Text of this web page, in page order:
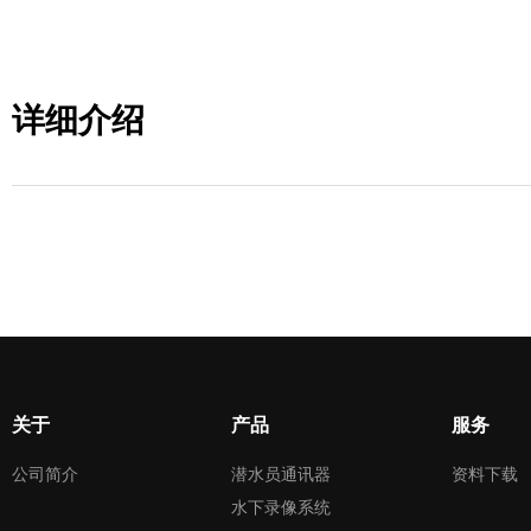
详细介绍
关于
公司简介
产品
潜水员通讯器
水下录像系统
服务
资料下载